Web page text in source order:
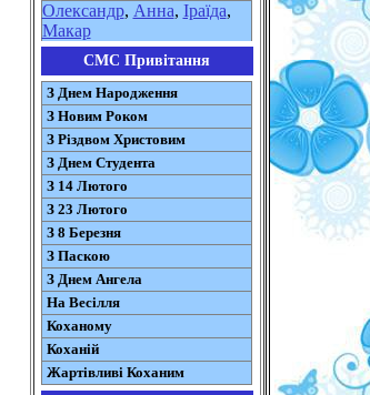
Олександр, Анна, Іраїда,
Макар
СМС Привітання
З Днем Народження
З Новим Роком
З Різдвом Христовим
З Днем Студента
З 14 Лютого
З 23 Лютого
З 8 Березня
З Паскою
З Днем Ангела
На Весілля
Коханому
Коханій
Жартівливі Коханим